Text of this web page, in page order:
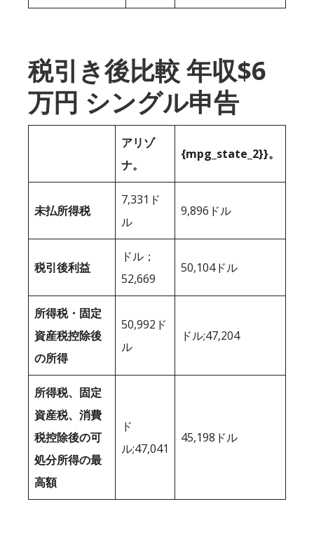
税引き後比較 年収$6
万円 シングル申告
アリゾ
ナ。
{mpg_state_2}}。
未払所得税
7,331ド
ル
9,896ドル
税引後利益
ドル；
52,669
50,104ドル
所得税・固定
資産税控除後
の所得
50,992ド
ル
ドル;47,204
所得税、固定
資産税、消費
税控除後の可
処分所得の最
高額
ド
ル;47,041
45,198ドル